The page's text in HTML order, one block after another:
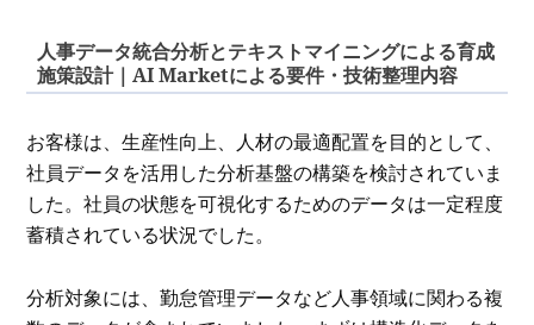
人事データ統合分析とテキストマイニングによる育成
施策設計｜AI Marketによる要件・技術整理内容
お客様は、生産性向上、人材の最適配置を目的として、
社員データを活用した分析基盤の構築を検討されていま
した。社員の状態を可視化するためのデータは一定程度
蓄積されている状況でした。
分析対象には、勤怠管理データなど人事領域に関わる複